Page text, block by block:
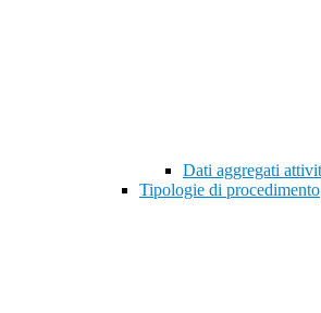
Dati aggregati
Tipologie di procedimento